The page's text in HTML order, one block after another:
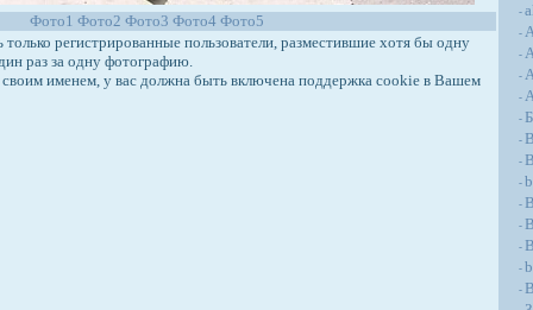
Фото1 Фото2 Фото3 Фото4 Фото5
регистрированные пользователи, разместившие хотя бы одну
раз за одну фотографию.
именем, у вас должна быть включена поддержка cookie в Вашем
-
-
-
-
-
-
-
-
-
-
-
-
-
-